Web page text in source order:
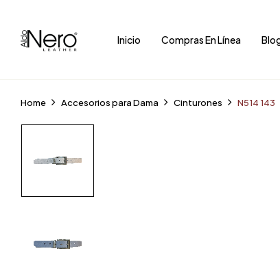
Inicio Compras En Línea
Home Accesorios para Dama Cinturones N514 143